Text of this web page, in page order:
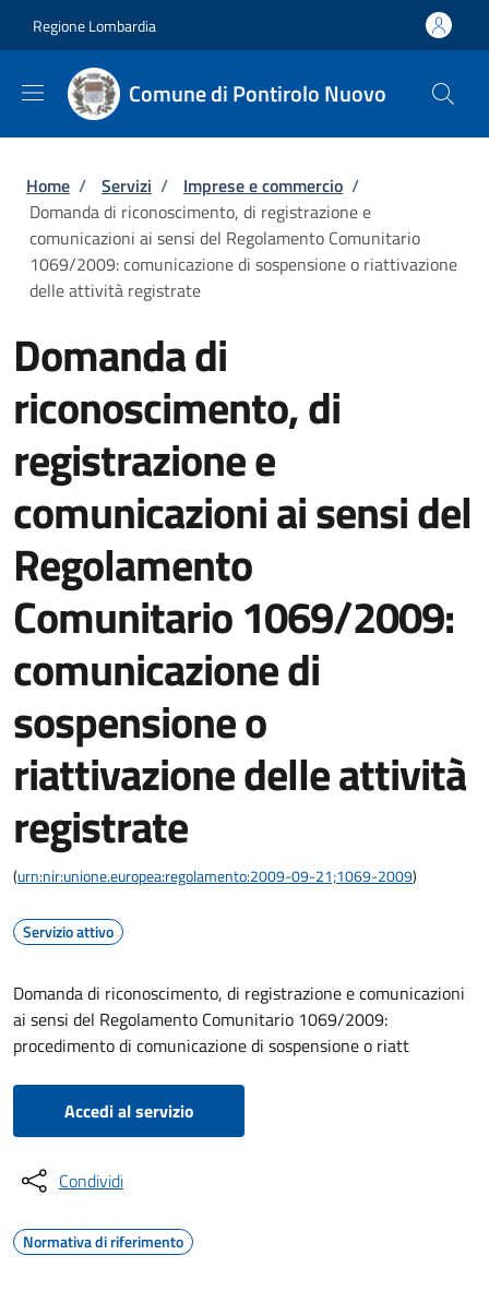
Regione Lombardia
Comune di Pontirolo Nuovo
Briciole di pane
Home / Servizi / Imprese e commercio /
Domanda di riconoscimento, di registrazione e
comunicazioni ai sensi del Regolamento Comunitario
1069/2009: comunicazione di sospensione o riattivazione
delle attività registrate
Domanda di
riconoscimento, di
registrazione e
comunicazioni ai sensi del
Regolamento
Comunitario 1069/2009:
comunicazione di
sospensione o
riattivazione delle attività
registrate
(urn:nir:unione.europea:regolamento:2009-09-21;1069-2009)
Servizio attivo
Domanda di riconoscimento, di registrazione e comunicazioni
ai sensi del Regolamento Comunitario 1069/2009:
procedimento di comunicazione di sospensione o riatt
Accedi al servizio
Condividi
Normativa di riferimento